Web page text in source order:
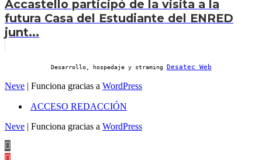
Accastello participó de la visita a la
futura Casa del Estudiante del ENRED
junt...
Desarrollo, hospedaje y straming Desatec Web
Neve | Funciona gracias a WordPress
ACCESO REDACCIÓN
Neve | Funciona gracias a WordPress